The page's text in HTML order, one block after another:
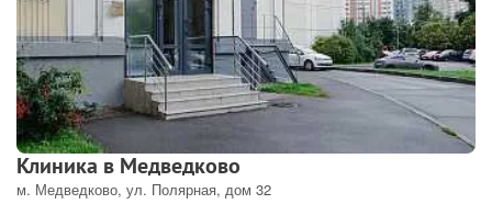
Клиника в Медведково
м. Медведково, ул. Полярная, дом 32